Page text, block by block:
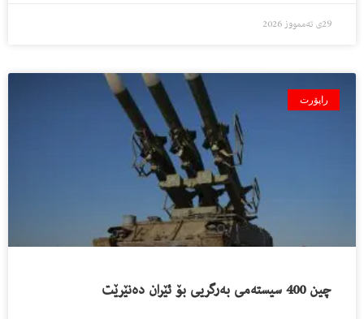
29ی تەممووز 2026
راپۆرت
چین 400 سیسته‌مى به‌رگریی بۆ ئێران ده‌نێرێت